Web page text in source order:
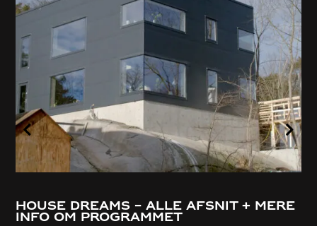
House Dreams – alle afsnit + mere
info om programmet